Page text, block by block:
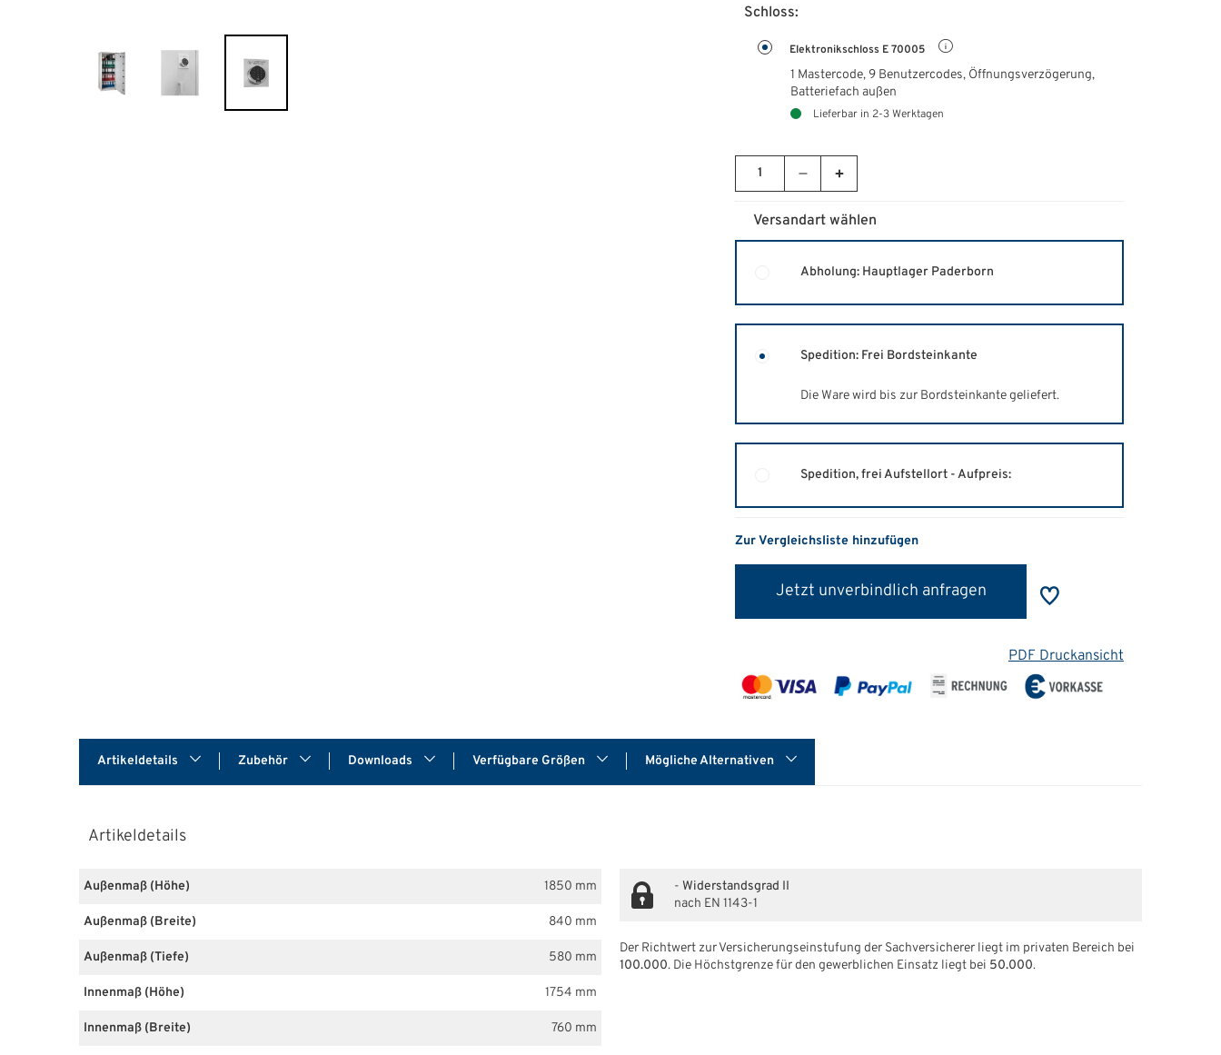
Schloss:
Elektronikschloss E 70005
1 Mastercode, 9 Benutzercodes, Öffnungsverzögerung,
Batteriefach außen
Lieferbar in 2-3 Werktagen
Versandart wählen
Abholung: Hauptlager Paderborn
Spedition: Frei Bordsteinkante
Die Ware wird bis zur Bordsteinkante geliefert.
Spedition, frei Aufstellort - Aufpreis:
Zur Vergleichsliste hinzufügen
Jetzt unverbindlich anfragen
PDF Druckansicht
Artikeldetails Zubehör Downloads Verfügbare Größen Mögliche Alternativen
Artikeldetails
Außenmaß (Höhe) 1850 mm
Außenmaß (Breite) 840 mm
Außenmaß (Tiefe) 580 mm
Innenmaß (Höhe) 1754 mm
Innenmaß (Breite) 760 mm
- Widerstandsgrad II
nach EN 1143-1
Der Richtwert zur Versicherungseinstufung der Sachversicherer liegt im privaten Bereich bei
100.000. Die Höchstgrenze für den gewerblichen Einsatz liegt bei 50.000.